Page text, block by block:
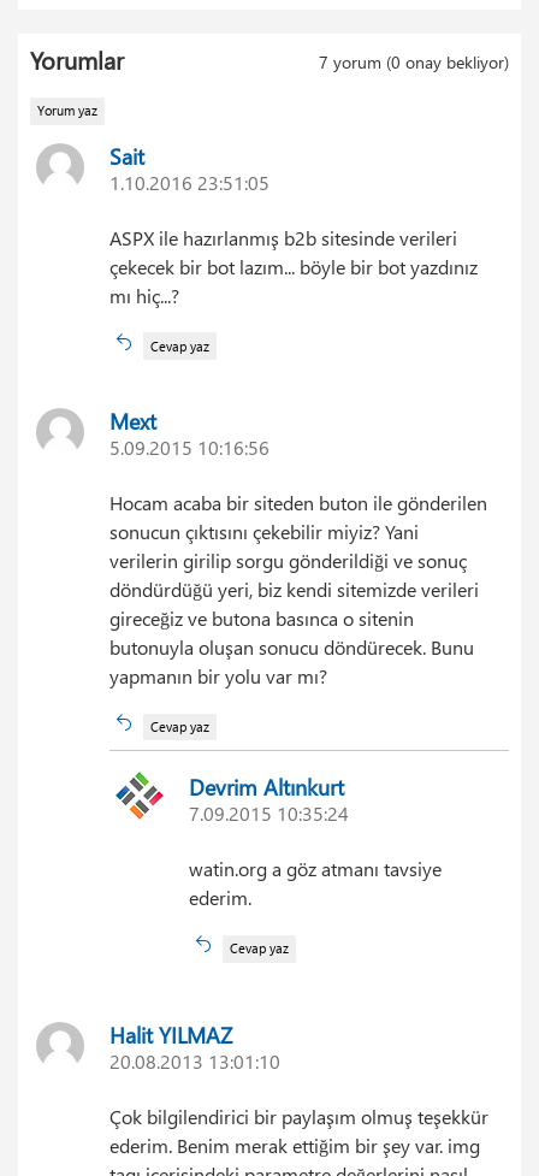
7 yorum (0 onay bekliyor)
Yorumlar
Yorum yaz
Sait
1.10.2016 23:51:05
ASPX ile hazırlanmış b2b sitesinde verileri
çekecek bir bot lazım... böyle bir bot yazdınız
mı hiç...?
Cevap yaz
Mext
5.09.2015 10:16:56
Hocam acaba bir siteden buton ile gönderilen
sonucun çıktısını çekebilir miyiz? Yani
verilerin girilip sorgu gönderildiği ve sonuç
döndürdüğü yeri, biz kendi sitemizde verileri
gireceğiz ve butona basınca o sitenin
butonuyla oluşan sonucu döndürecek. Bunu
yapmanın bir yolu var mı?
Cevap yaz
Devrim Altınkurt
7.09.2015 10:35:24
watin.org a göz atmanı tavsiye
ederim.
Cevap yaz
Halit YILMAZ
20.08.2013 13:01:10
Çok bilgilendirici bir paylaşım olmuş teşekkür
ederim. Benim merak ettiğim bir şey var. img